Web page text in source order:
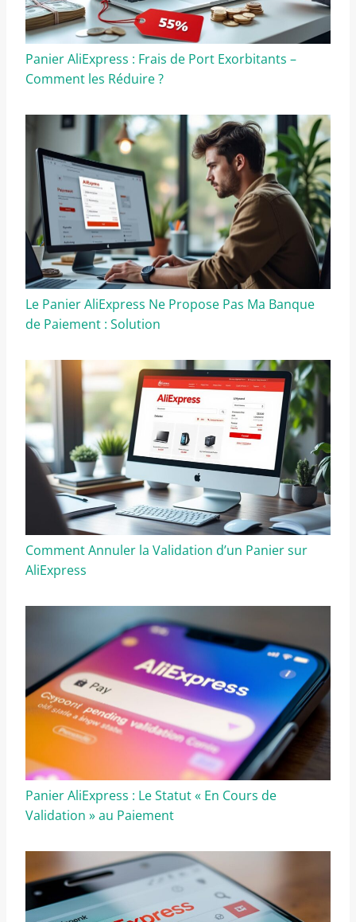
Panier AliExpress : Frais de Port Exorbitants –
Comment les Réduire ?
Le Panier AliExpress Ne Propose Pas Ma Banque
de Paiement : Solution
Comment Annuler la Validation d’un Panier sur
AliExpress
Panier AliExpress : Le Statut « En Cours de
Validation » au Paiement